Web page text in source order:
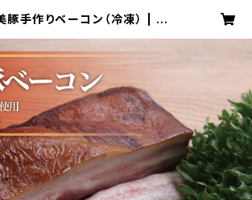
豚手作りベーコン（冷凍） | Bo